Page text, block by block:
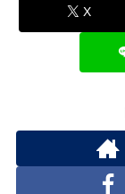
X